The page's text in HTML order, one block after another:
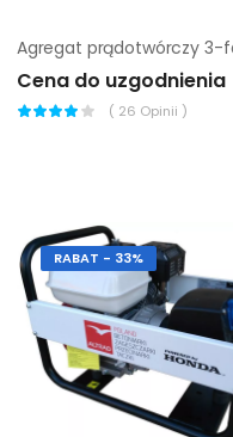
Cena do uzgodnienia
( 26 Opinii )
RABAT - 33%